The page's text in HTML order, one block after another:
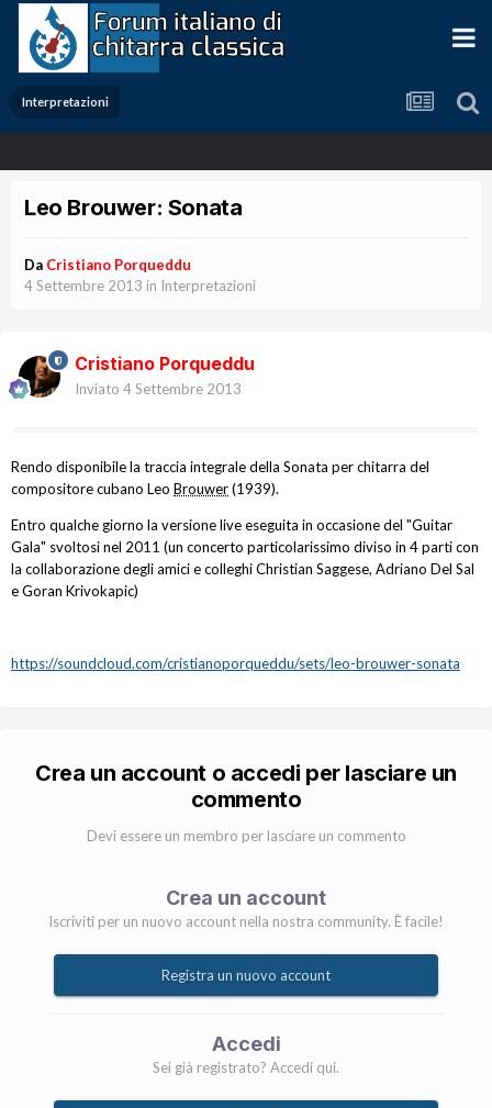
Interpretazioni
Leo Brouwer: Sonata
Da Cristiano Porqueddu
4 Settembre 2013 in Interpretazioni
Cristiano Porqueddu
Inviato 4 Settembre 2013
Rendo disponibile la traccia integrale della Sonata per chitarra del
compositore cubano Leo Brouwer(1939).
Entro qualche giorno la versione live eseguita in occasione del "Guitar
Gala" svoltosi nel 2011 (un concerto particolarissimo diviso in 4 parti con
la collaborazione degli amici e colleghi Christian Saggese, Adriano Del Sal
e Goran Krivokapic)
https://soundcloud.com/cristianoporqueddu/sets/leo-brouwer-sonata
Crea un account o accedi per lasciare un
commento
Devi essere un membro per lasciare un commento
Crea un account
Iscriviti per un nuovo account nella nostra community. È facile!
Registra un nuovo account
Accedi
Sei già registrato? Accedi qui.